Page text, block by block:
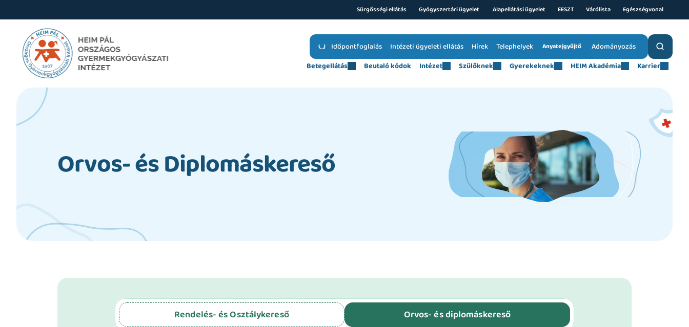
Sürgősségi ellátás Gyógyszertári ügyelet Alapellátási ügyelet EESZT Várólista Egészségvonal
Időpontfoglalás Intézeti ügyeleti ellátás Telephelyek Anyatejgyűjtő Adományozás
Hírek
Betegellátás
Beutaló kódok Intézet Szülőknek Gyerekeknek HEIM Akadémia Karrier
Orvos- és Diplomáskereső
Rendelés- és Osztálykereső Orvos- és diplomáskereső